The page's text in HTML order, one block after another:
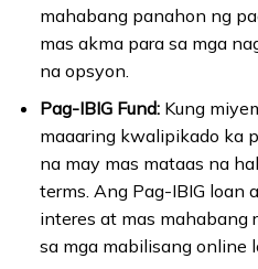
mahabang panahon ng
mas akma para sa mga
na opsyon.
Pag-IBIG Fund:Kung
maaaring kwalipikado ka
na may mas mataas na
terms. Ang Pag-IBIG loan
interes at mas mahabang
sa mga mabilisang online